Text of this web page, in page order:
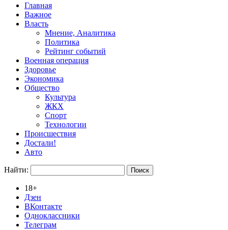
Главная
Важное
Власть
Мнение, Аналитика
Политика
Рейтинг событий
Военная операция
Здоровье
Экономика
Общество
Культура
ЖКХ
Спорт
Технологии
Происшествия
Достали!
Авто
Найти:
18+
Дзен
ВКонтакте
Одноклассники
Телеграм